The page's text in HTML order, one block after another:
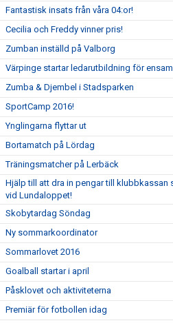
Fantastisk insats från våra 04:or!
Cecilia och Freddy vinner pris!
Zumban inställd på Valborg
Värpinge startar ledarutbildning för
Zumba & Djembel i Stadsparken
SportCamp 2016!
Ynglingarna flyttar ut
Bortamatch på Lördag
Träningsmatcher på Lerbäck
Hjälp till att dra in pengar till klubbkassan
vid Lundaloppet!
Skobytardag Söndag
Ny sommarkoordinator
Sommarlovet 2016
Goalball startar i april
Påsklovet och aktiviteterna
Premiär för fotbollen idag